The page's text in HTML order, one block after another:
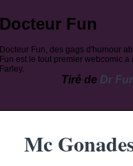
Docteur Fun
Docteur Fun, des gags d'humour
Fun est le tout premier webcomic
Farley.
Tiré de Dr
Mc